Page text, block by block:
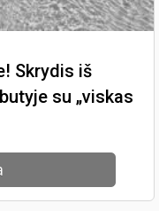
Skrydis iš
su „viskas